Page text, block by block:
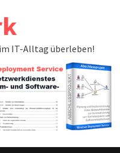
IT-Alltag überleben!